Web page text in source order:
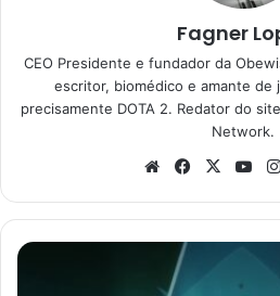
Fagner
CEO Presidente e fundador da
escritor, biomédico e amante de
precisamente DOTA 2. Redator do
Network.
WebsiteFacebook
X
Witch